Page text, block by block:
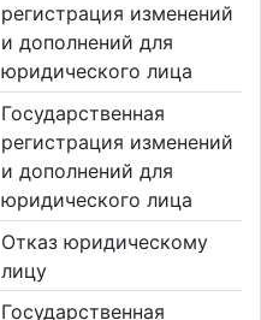
регистрация изменений
и дополнений для
юридического лица
Государственная
регистрация изменений
и дополнений для
юридического лица
Отказ юридическому
лицу
Государственная